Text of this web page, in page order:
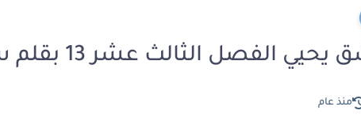
الفصل الثالث عشر 13 بقلم سلمي جاد
منذ عام